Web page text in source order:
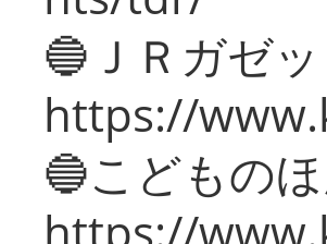
🔵ＪＲガゼッ
https://
🔵こどもの